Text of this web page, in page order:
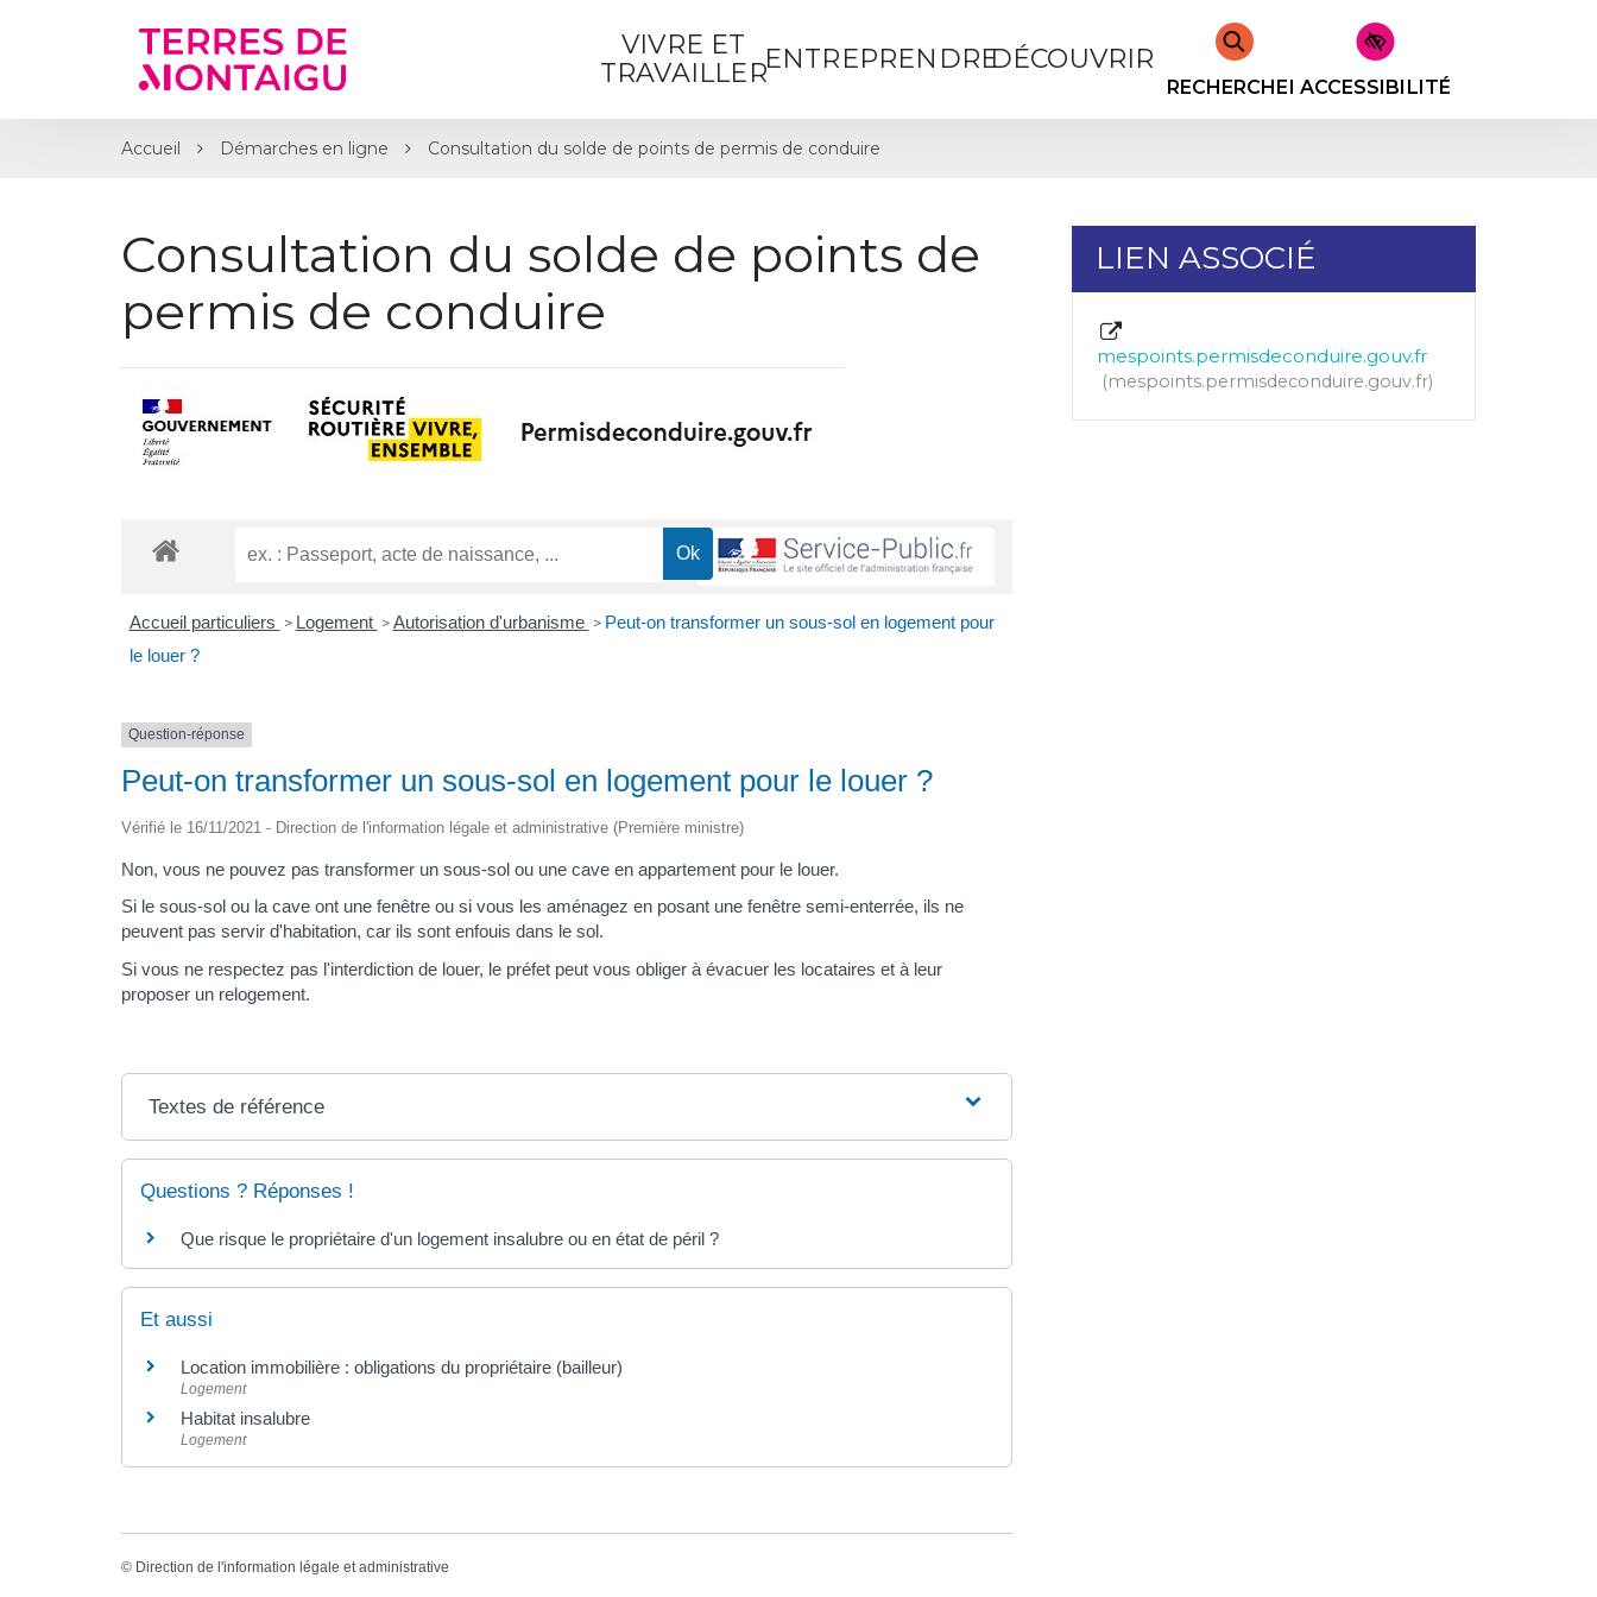
VIVRE ET
TRAVAILLERENTREPRENDREDÉCOUVRIR
RECHERCHERACCESSIBILITÉ
Accueil Démarches en ligne Consultation du solde de points de permis de conduire
Consultation du solde de points de
permis de conduire
Accueil particuliers > Logement > Autorisation d'urbanisme > Peut-on transformer un sous-sol en logement pour
le louer ?
Question-réponse
Peut-on transformer un sous-sol en logement pour le louer ?
Vérifié le 16/11/2021 - Direction de l'information légale et administrative (Première ministre)
Non, vous ne pouvez pas transformer un sous-sol ou une cave en appartement pour le louer.
Si le sous-sol ou la cave ont une fenêtre ou si vous les aménagez en posant une fenêtre semi-enterrée, ils ne
peuvent pas servir d'habitation, car ils sont enfouis dans le sol.
Si vous ne respectez pas l'interdiction de louer, le préfet peut vous obliger à évacuer les locataires et à leur
proposer un relogement.
Textes de référence
Questions ? Réponses !
Que risque le propriétaire d'un logement insalubre ou en état de péril ?
Et aussi
Location immobilière : obligations du propriétaire (bailleur)
Logement
Habitat insalubre
Logement
© Direction de l'information légale et administrative
LIEN ASSOCIÉ
mespoints.permisdeconduire.gouv.fr
mespoints.permisdeconduire.gouv.fr